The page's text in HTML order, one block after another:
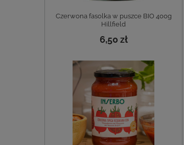
Czerwona fasolka w puszce BIO 400g
Hillfield
6,50 zł